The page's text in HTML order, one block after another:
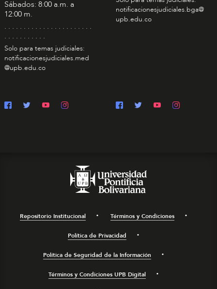
Sábados: 8:00 a.m. a
12:00 m.
. . . . . . . . . . . . . . . . . . . . . . .
. . . . . . . . . . .
Solo para temas judiciales:
notificacionesjudiciales.med
@upb.edu.co
notificacionesjudiciales.bga@
upb.edu.co
Repositorio Institucional Términos y Condiciones
Política de Privacidad
Política de Seguridad de la Información
Términos y Condiciones UPB Digital